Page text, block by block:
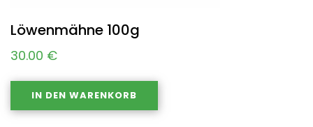
Löwenmähne 100g
30.00 €
IN DEN WARENKORB